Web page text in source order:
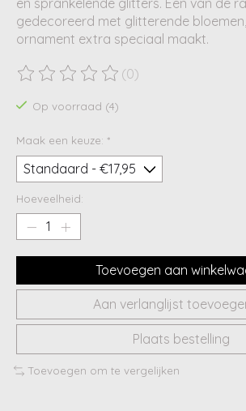
gedecoreerd met glitterende
ornament extra speciaal maakt.
De beoordeling van dit product is
(0)
Op voorraad (4)
Maak een keuze: *
Hoeveelheid:
Toevoegen aan
Aan verlanglijst
Plaats bestelling
Toevoegen om te vergelijken